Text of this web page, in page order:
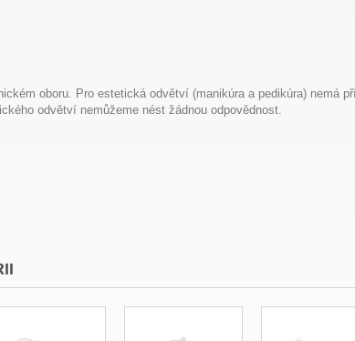
oboru. Pro estetická odvětví (manikúra a pedikúra) nemá
odvětví nemůžeme nést žádnou odpovědnost.